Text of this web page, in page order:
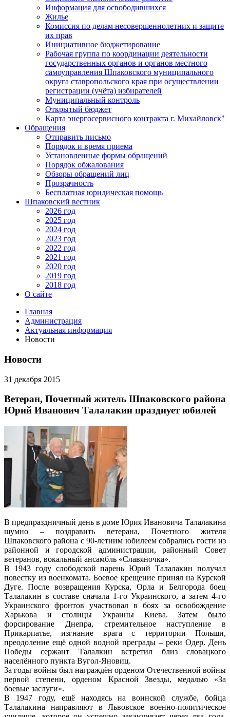
Информация для освободившихся
Жилье
Комиссия по делам несовершеннолетних и защите
их прав
Инициативное бюджетирование
Рабочая группа по координации деятельности
государственных органов и органов местного
самоуправления Шпаковского муниципального
округа ставропольского края при осуществлении
регистрации (учёта) избирателей
Муниципальный контроль
Открытый бюджет
Карта энергосервисного контракта г. Михайловск"
Обращения
Отправить письмо
Порядок и время приема
Установленные формы обращений
Порядок обжалования
Обзоры обращений лиц
Прозрачность
Бесплатная юридическая помощь
Шпаковский вестник
2026 год
2025 год
2024 год
2023 год
2022 год
2021 год
2020 год
2019 год
2018 год
О сайте
Главная
Администрация
Актуальная информация
Новости
Новости
31 декабря 2015
Ветеран, Почетный житель Шпаковского района
Юрий Иванович Талалакин празднует юбилей
В предпраздничный день в доме Юрия Ивановича Талалакина
шумно – поздравить ветерана, Почетного жителя
Шпаковского района с 90-летним юбилеем собрались гости из
районной и городской администрации, районный Совет
ветеранов, вокальный ансамбль «Славяночка».
В 1943 году слободской парень Юрий Талалакин получал
повестку из военкомата. Боевое крещение принял на Курской
Дуге. После возвращения Курска, Орла и Белгорода боец
Талалакин в составе сначала 1-го Украинского, а затем 4-го
Украинского фронтов участвовал в боях за освобождение
Харькова и столицы Украины Киева. Затем было
форсирование Днепра, стремительное наступление в
Прикарпатье, изгнание врага с территории Польши,
преодоление ещё одной водной преграды – реки Одер. День
Победы сержант Талалкин встретил близ словацкого
населённого пункта Вугол-Яновиц.
За годы войны был награждён орденом Отечественной войны
первой степени, орденом Красной Звезды, медалью «За
боевые заслуги».
В 1947 году, ещё находясь на воинской службе, бойца
Талалакина направляют в Львовское военно-политическое